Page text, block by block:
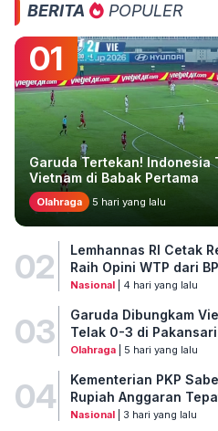
BERITA POPULER
01
Garuda Tertekan!
Vietnam di Babak Pertama
Olahraga 5 hari yang lalu
02
Lemhannas RI Cetak
Raih Opini WTP dari
Nasional| 4 hari yang lalu
03
Garuda Dibungkam
Telak 0-3 di Pakansari
Olahraga| 5 hari yang lalu
04
Kementerian PKP
Rupiah Anggaran
Nasional| 3 hari yang lalu